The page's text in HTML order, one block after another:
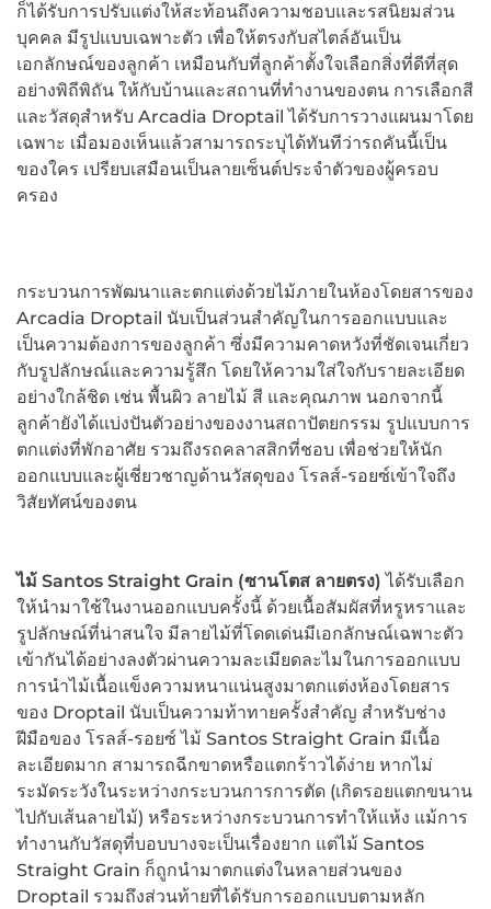
ก็ได้รับการปรับแต่งให้สะท้อนถึงความชอบและรสนิยมส่วน
บุคคล มีรูปแบบเฉพาะตัว เพื่อให้ตรงกับสไตล์อันเป็น
เอกลักษณ์ของลูกค้า เหมือนกับที่ลูกค้าตั้งใจเลือกสิ่งที่ดีที่สุด
อย่างพิถีพิถัน ให้กับบ้านและสถานที่ทำงานของตน การเลือกสี
และวัสดุสำหรับ Arcadia Droptail ได้รับการวางแผนมาโดย
เฉพาะ เมื่อมองเห็นแล้วสามารถระบุได้ทันทีว่ารถคันนี้เป็น
ของใคร เปรียบเสมือนเป็นลายเซ็นต์ประจำตัวของผู้ครอบ
ครอง
กระบวนการพัฒนาและตกแต่งด้วยไม้ภายในห้องโดยสารของ
Arcadia Droptail นับเป็นส่วนสำคัญในการออกแบบและ
เป็นความต้องการของลูกค้า ซึ่งมีความคาดหวังที่ชัดเจนเกี่ยว
กับรูปลักษณ์และความรู้สึก โดยให้ความใส่ใจกับรายละเอียด
อย่างใกล้ชิด เช่น พื้นผิว ลายไม้ สี และคุณภาพ นอกจากนี้
ลูกค้ายังได้แบ่งปันตัวอย่างของงานสถาปัตยกรรม รูปแบบการ
ตกแต่งที่พักอาศัย รวมถึงรถคลาสสิกที่ชอบ เพื่อช่วยให้นัก
ออกแบบและผู้เชี่ยวชาญด้านวัสดุของ โรลส์-รอยซ์เข้าใจถึง
วิสัยทัศน์ของตน
ไม้ Santos Straight Grain (ซานโตส ลายตรง) ได้รับเลือก
ให้นำมาใช้ในงานออกแบบครั้งนี้ ด้วยเนื้อสัมผัสที่หรูหราและ
รูปลักษณ์ที่น่าสนใจ มีลายไม้ที่โดดเด่นมีเอกลักษณ์เฉพาะตัว
เข้ากันได้อย่างลงตัวผ่านความละเมียดละไมในการออกแบบ
การนำไม้เนื้อแข็งความหนาแน่นสูงมาตกแต่งห้องโดยสาร
ของ Droptail นับเป็นความท้าทายครั้งสำคัญ สำหรับช่าง
ฝีมือของ โรลส์-รอยซ์ ไม้ Santos Straight Grain มีเนื้อ
ละเอียดมาก สามารถฉีกขาดหรือแตกร้าวได้ง่าย หากไม่
ระมัดระวังในระหว่างกระบวนการการตัด (เกิดรอยแตกขนาน
ไปกับเส้นลายไม้) หรือระหว่างกระบวนการทำให้แห้ง แม้การ
ทำงานกับวัสดุที่บอบบางจะเป็นเรื่องยาก แต่ไม้ Santos
Straight Grain ก็ถูกนำมาตกแต่งในหลายส่วนของ
Droptail รวมถึงส่วนท้ายที่ได้รับการออกแบบตามหลัก